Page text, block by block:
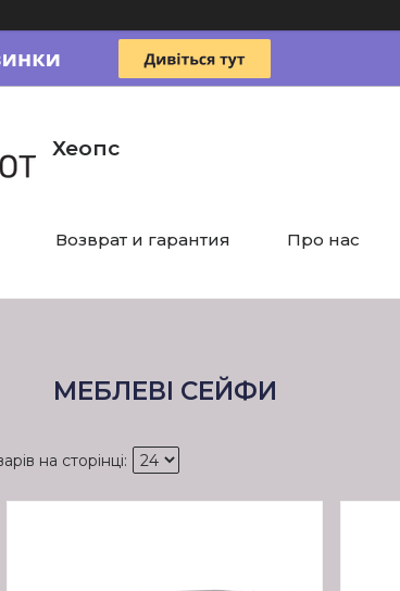
Хеопс
Возврат и гарантия Про нас
МЕБЛЕВІ СЕЙФИ